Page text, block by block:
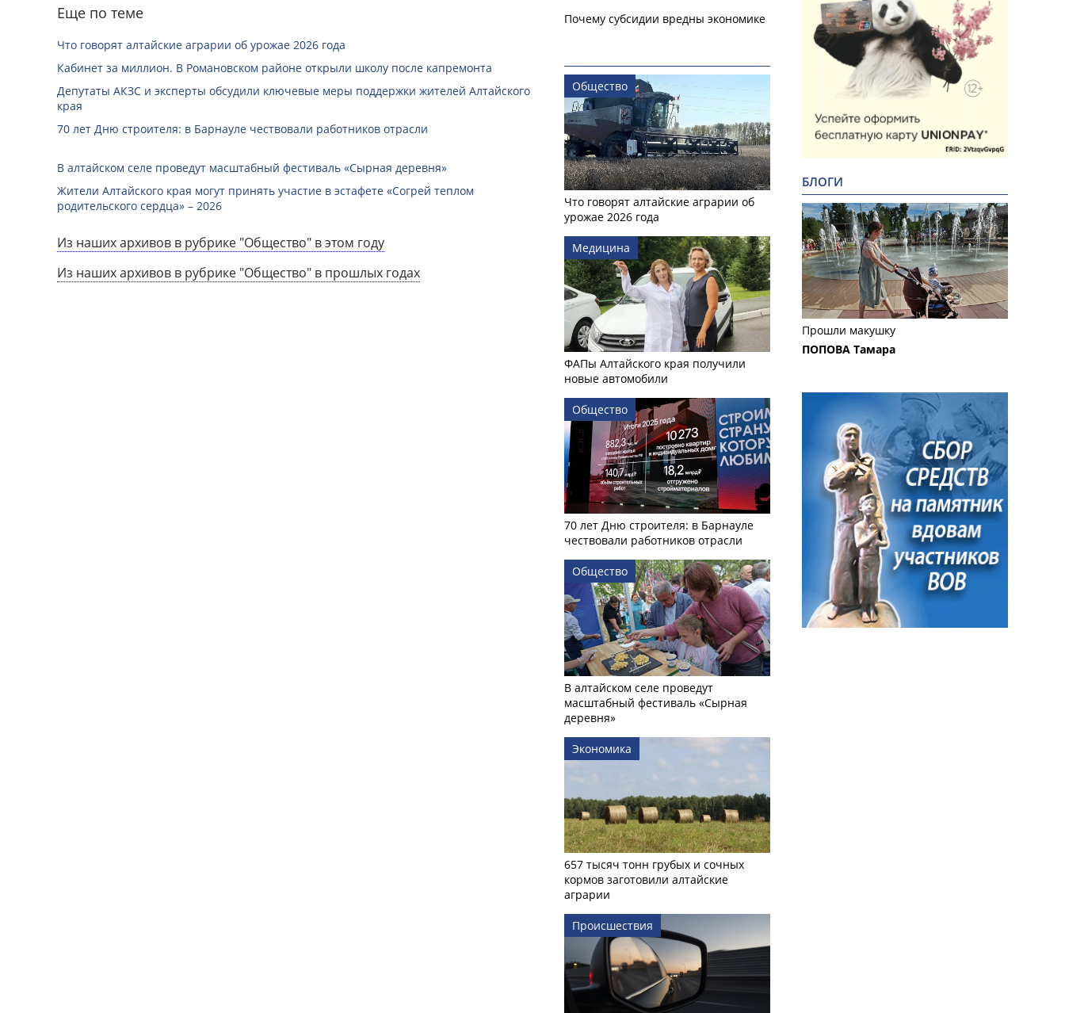
Еще по теме
Что говорят алтайские аграрии об урожае 2026 года
Кабинет за миллион. В Романовском районе открыли школу после капремонта
Депутаты АКЗС и эксперты обсудили ключевые меры поддержки жителей Алтайского
края
70 лет Дню строителя: в Барнауле чествовали работников отрасли
В алтайском селе проведут масштабный фестиваль «Сырная деревня»
Жители Алтайского края могут принять участие в эстафете «Согрей теплом
родительского сердца» – 2026
Из наших архивов в рубрике "Общество" в этом году
Из наших архивов в рубрике "Общество" в прошлых годах
Почему субсидии вредны экономике
Общество
Что говорят алтайские аграрии об
урожае 2026 года
Медицина
ФАПы Алтайского края получили
новые автомобили
Общество
70 лет Дню строителя: в Барнауле
чествовали работников отрасли
Общество
В алтайском селе проведут
масштабный фестиваль «Сырная
деревня»
Экономика
657 тысяч тонн грубых и сочных
кормов заготовили алтайские
аграрии
Происшествия
БЛОГИ
Прошли макушку
ПОПОВА Тамара